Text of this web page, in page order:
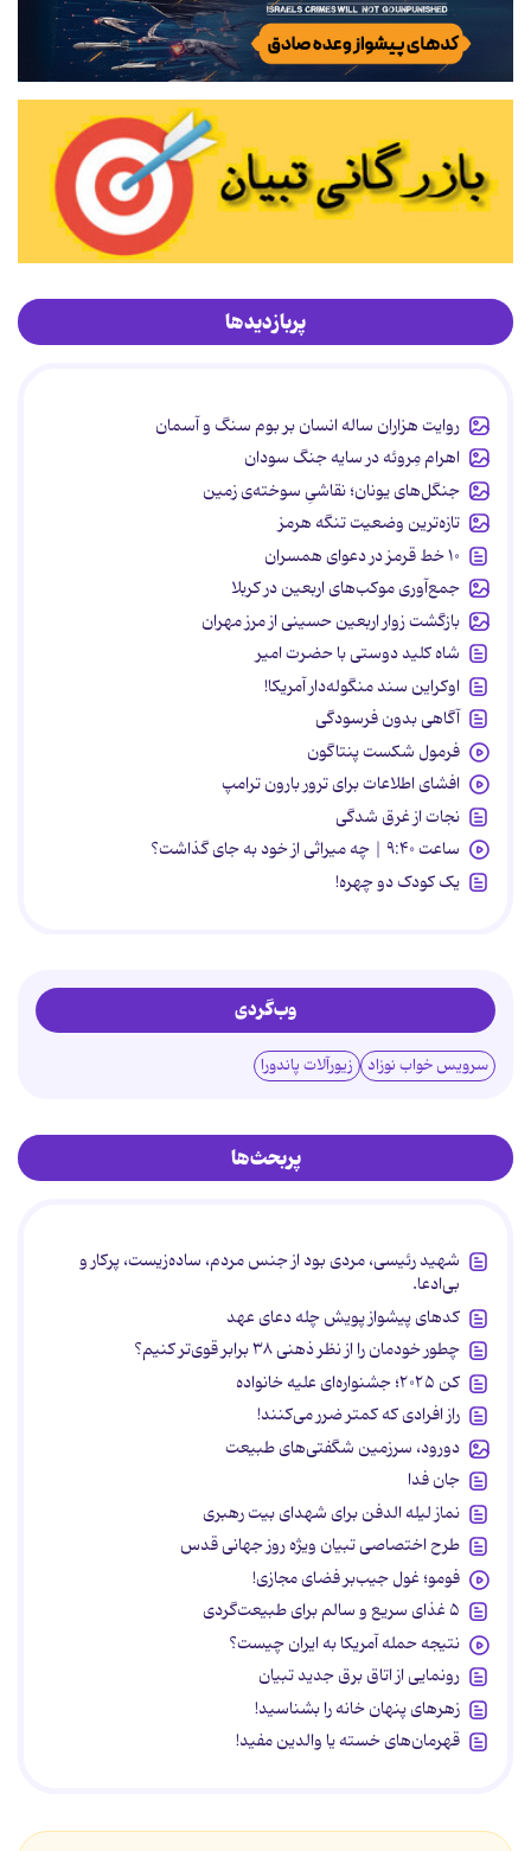
پربازدیدها
روایت هزاران ساله انسان بر بوم سنگ و آسمان
اهرام مِروئه در سایه جنگ سودان
جنگل‌های یونان؛ نقاشیِ سوخته‌ی زمین
تازه‌ترین وضعیت تنگه هرمز
۱۰ خط قرمز در دعوای همسران
جمع‌آوری موکب‌های اربعین در کربلا
بازگشت زوار اربعین حسینی از مرز مهران
شاه کلید دوستی با حضرت امیر
اوکراین سند منگوله‌دار آمریکا!
آگاهی بدون فرسودگی
فرمول شکست پنتاگون
افشای اطلاعات برای ترور بارون ترامپ
نجات از غرق شدگی
ساعت ۹:۴۰ | چه میراثی از خود به جای گذاشت؟
یک کودک دو چهره!
وب‌گردی
سرویس خواب نوزاد زیورآلات پاندورا
پربحث‌ها
شهید رئیسی، مردی بود از جنس مردم، ساده‌زیست، پرکار و
بی‌ادعا.
کدهای پیشواز پویش چله دعای عهد
چطور خودمان را از نظر ذهنی ۳۸ برابر قوی‌تر کنیم؟
کن ۲۰۲۵؛ جشنواره‌ای علیه خانواده
راز افرادی که کمتر ضرر می‌کنند!
دورود، سرزمین شگفتی‌های طبیعت
جان فدا
نماز لیله الدفن برای شهدای بیت رهبری
طرح اختصاصی تبیان ویژه روز جهانی قدس
فومو؛ غول جیب‌بر فضای مجازی!
۵ غذای سریع و سالم برای طبیعت‌گردی
نتیجه حمله آمریکا به ایران چیست؟
رونمایی از اتاق برق جدید تبیان
زهرهای پنهان خانه را بشناسید!
قهرمان‌های خسته یا والدین مفید!